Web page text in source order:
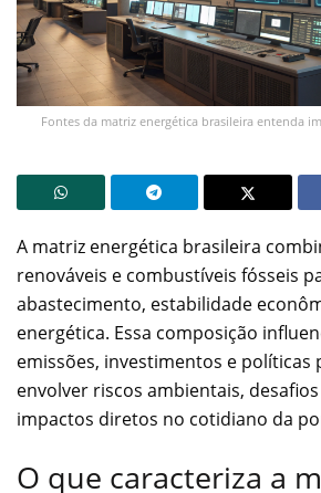
Fontes da matriz energética brasileira entenda
A matriz energética brasileira
renováveis e combustíveis fósseis
abastecimento, estabilidade
energética. Essa composição
emissões, investimentos e políticas
envolver riscos ambientais,
impactos diretos no cotidiano da
O que caracteriza a